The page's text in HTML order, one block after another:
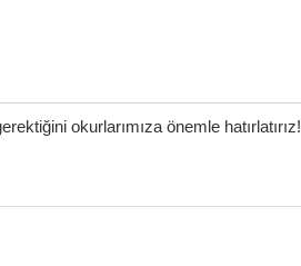
okurlarımıza önemle hatırlatırız!